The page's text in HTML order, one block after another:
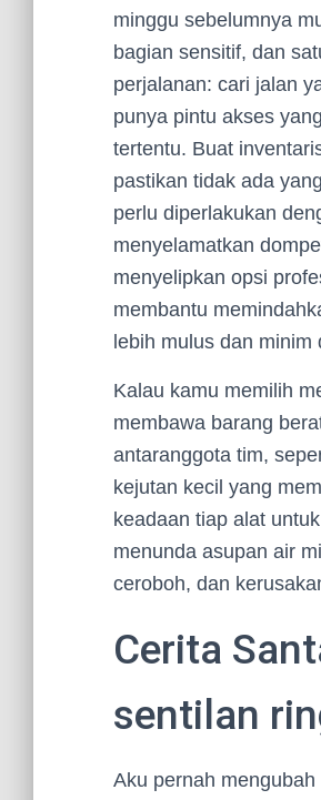
minggu sebelumnya
bagian sensitif, dan
perjalanan: cari jalan
punya pintu akses
tertentu. Buat
pastikan tidak ada
perlu diperlakukan
menyelamatkan
menyelipkan opsi
membantu
lebih mulus dan minim
Kalau kamu memilih
membawa barang
antaranggota tim,
kejutan kecil yang
keadaan tiap alat
menunda asupan air
ceroboh, dan
Cerita
sentilan
Aku pernah